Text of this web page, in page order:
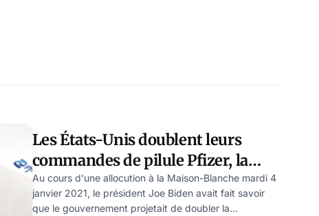
Les États-Unis doublent leurs
commandes de pilule Pfizer, la
perspective adoptée ne sort pas du
« tout vaccinal »
Au cours d'une allocution à la Maison-Blanche mardi 4
janvier 2021, le président Joe Biden avait fait savoir
que le gouvernement projetait de doubler la